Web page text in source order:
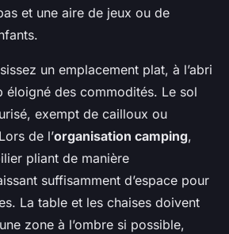
et une aire de jeux ou de
un emplacement plat, à l’abri
éloigné des commodités. Le sol
exempt de cailloux ou
de l’organisation camping,
pliant de manière
suffisamment d’espace pour
La table et les chaises doivent
zone à l’ombre si possible,